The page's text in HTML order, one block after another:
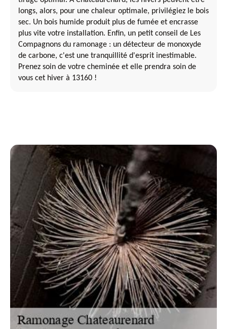
longs, alors, pour une chaleur optimale, privilégiez le bois
sec. Un bois humide produit plus de fumée et encrasse
plus vite votre installation. Enfin, un petit conseil de Les
Compagnons du ramonage : un détecteur de monoxyde
de carbone, c'est une tranquillité d'esprit inestimable.
Prenez soin de votre cheminée et elle prendra soin de
vous cet hiver à 13160 !